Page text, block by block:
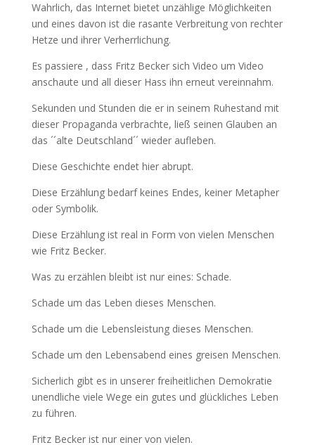
Wahrlich, das Internet bietet unzählige Möglichkeiten
und eines davon ist die rasante Verbreitung von rechter
Hetze und ihrer Verherrlichung.
Es passiere , dass Fritz Becker sich Video um Video
anschaute und all dieser Hass ihn erneut vereinnahm.
Sekunden und Stunden die er in seinem Ruhestand mit
dieser Propaganda verbrachte, ließ seinen Glauben an
das ´´alte Deutschland´´ wieder aufleben.
Diese Geschichte endet hier abrupt.
Diese Erzählung bedarf keines Endes, keiner Metapher
oder Symbolik.
Diese Erzählung ist real in Form von vielen Menschen
wie Fritz Becker.
Was zu erzählen bleibt ist nur eines: Schade.
Schade um das Leben dieses Menschen.
Schade um die Lebensleistung dieses Menschen.
Schade um den Lebensabend eines greisen Menschen.
Sicherlich gibt es in unserer freiheitlichen Demokratie
unendliche viele Wege ein gutes und glückliches Leben
zu führen.
Fritz Becker ist nur einer von vielen.